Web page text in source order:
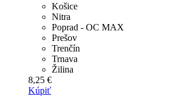
Košice
Nitra
Poprad - OC MAX
Prešov
Trenčín
Trnava
Žilina
8,25 €
Kúpiť